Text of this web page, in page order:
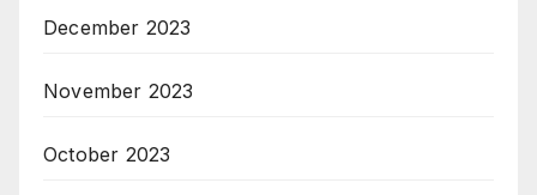
December 2023
November 2023
October 2023